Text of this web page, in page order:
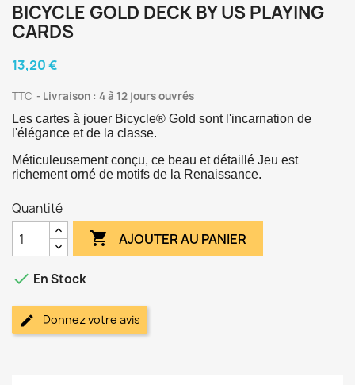
BICYCLE GOLD DECK BY US PLAYING
CARDS
13,20 €
TTC Livraison : 4 à 12 jours ouvrés
Les cartes à jouer Bicycle® Gold sont l'incarnation de
l'élégance et de la classe.
Méticuleusement conçu, ce beau et détaillé Jeu est
richement orné de motifs de la Renaissance.
Quantité
 AJOUTER AU PANIER
 En Stock
Donnez votre avis